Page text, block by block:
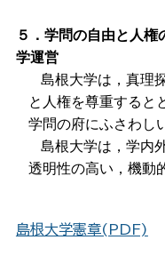
５．学問の自由と人
学運営
島根大学は，真理
と人権を尊重すると
学問の府にふさわし
島根大学は，学内
透明性の高い，機動
島根大学憲章(PDF)